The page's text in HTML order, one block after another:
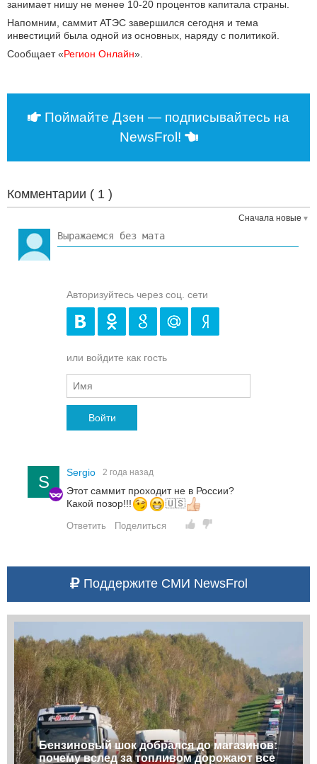
занимает нишу не менее 10-20 процентов капитала страны.
Напомним, саммит АТЭС завершился сегодня и тема
инвестиций была одной из основных, наряду с политикой.
Сообщает «Регион Онлайн».
Поймайте Дзен — подписывайтесь на
NewsFrol!
Комментарии ( 1 )
Сначала новые
Авторизуйтесь через соц. сети
или войдите как гость
Войти
S Sergio 2 года назад
Этот саммит проходит не в России?
Какой позор!!!
🇺🇸
Ответить Поделиться
Поддержите СМИ NewsFrol
Бензиновый шок добрался до магазинов:
почему вслед за топливом дорожают все